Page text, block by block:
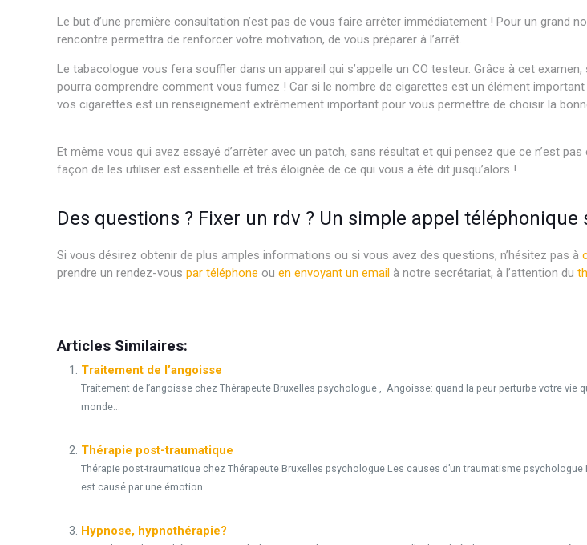
Le but d’une première consultation n’est pas de vous faire arrêter immédiatement ! Pour un grand
rencontre permettra de renforcer votre motivation, de vous préparer à l’arrêt.
Le tabacologue vous fera souffler dans un appareil qui s’appelle un CO testeur. Grâce à cet
pourra comprendre comment vous fumez ! Car si le nombre de cigarettes est un élément
vos cigarettes est un renseignement extrêmement important pour vous permettre de choisir la
Et même vous qui avez essayé d’arrêter avec un patch, sans résultat et qui pensez que ce n’est
façon de les utiliser est essentielle et très éloignée de ce qui vous a été dit jusqu’alors !
Des questions ? Fixer un rdv ? Un simple appel téléphonique
Si vous désirez obtenir de plus amples informations ou si vous avez des questions, n’hésitez pas à
prendre un rendez-vouspar téléphone ouen envoyant un email à notre secrétariat, à l’attention du
Articles Similaires:
Traitement de l’angoisse
Traitement de l’angoisse chez Thérapeute Bruxelles psychologue , Angoisse: quand la peur perturbe votre vie
monde...
Thérapie post-traumatique
Thérapie post-traumatique chez Thérapeute Bruxelles psychologue Les causes d’un traumatisme
est causé par une émotion...
Hypnose, hypnothérapie?